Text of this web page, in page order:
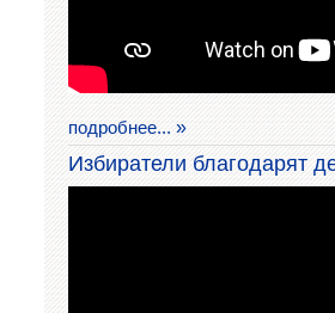
подробнее...
Избиратели благодарят